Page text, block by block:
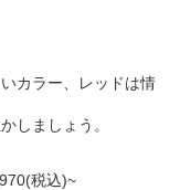
カラー、レッドは情
しましょう。
税込)~